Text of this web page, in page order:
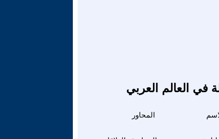
في العالم العربي